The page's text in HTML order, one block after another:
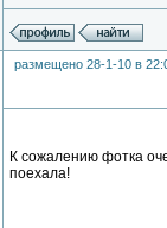
размещено 28-1-10 в
К сожалению фотка
поехала!